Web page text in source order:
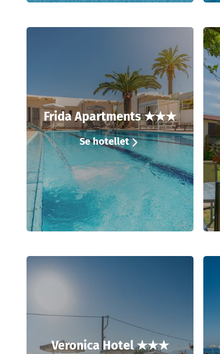
Frida Apartments ★★★
Se hotellet
Veronica Hotel ★★★